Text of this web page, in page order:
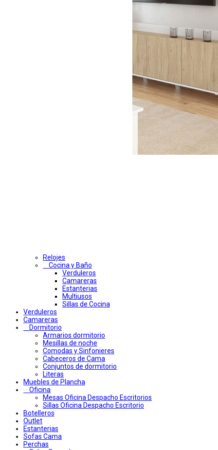
Relojes
Cocina y Baño
Verduleros
Camareras
Estanterias
Multiusos
Sillas de Cocina
Verduleros
Camareras
Dormitorio
Armarios dormitorio
Mesillas de noche
Comodas y Sinfonieres
Cabeceros de Cama
Conjuntos de dormitorio
Literas
Muebles de Plancha
Oficina
Mesas Oficina Despacho Escritorios
Sillas Oficina Despacho Escritorio
Botelleros
Outlet
Estanterias
Sofas Cama
Perchas